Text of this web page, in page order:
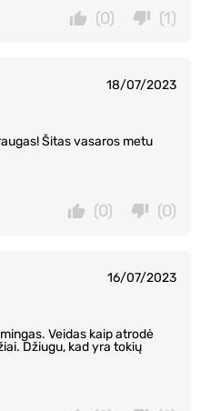
(1)
(0)
18/07/2023
Šitas vasaros metu
(0)
(0)
16/07/2023
Veidas kaip atrodė
Džiugu, kad yra tokių